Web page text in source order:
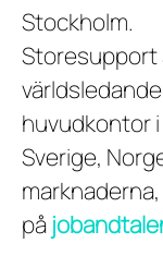
Stockholm.
Storesupport
huvudkontor
Sverige,
på